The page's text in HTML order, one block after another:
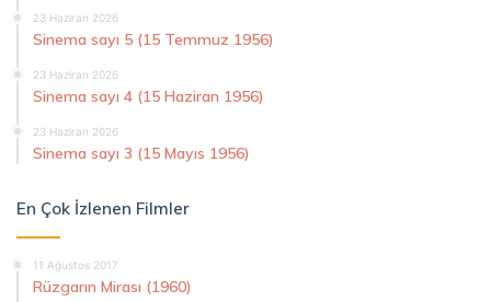
23 Haziran 2026
Sinema sayı 5 (15 Temmuz 1956)
23 Haziran 2026
Sinema sayı 4 (15 Haziran 1956)
23 Haziran 2026
Sinema sayı 3 (15 Mayıs 1956)
En Çok İzlenen Filmler
11 Ağustos 2017
Rüzgarın Mirası (1960)